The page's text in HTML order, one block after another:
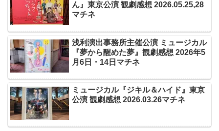
ん』東京公演 観劇感想 2026.05.25,28
マチネ
浅利演出事務所主催公演 ミュージカル
『夢から醒めた夢』観劇感想 2026年5
月6日・14日マチネ
ミュージカル『ジキル＆ハイド』東京
公演 観劇感想 2026.03.26マチネ